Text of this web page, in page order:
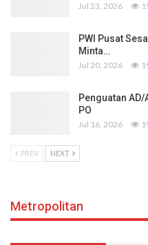
Jul 23, 2026
PWI Pusat
Minta…
Jul 20, 2026
Penguatan AD/
PO
Jul 16, 2026
PREV NEXT
Metropolitan